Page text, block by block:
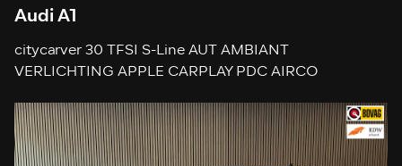
Audi A1
citycarver 30 TFSI S-Line AUT AMBIANT
VERLICHTING APPLE CARPLAY PDC AIRCO
CRUISE